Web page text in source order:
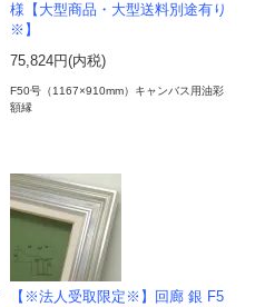
様【大型商品・大型送料別途有り
※】
75,824円(内税)
F50号（1167×910mm）キャンバス用油彩
額縁
【※法人受取限定※】回廊 銀 F5